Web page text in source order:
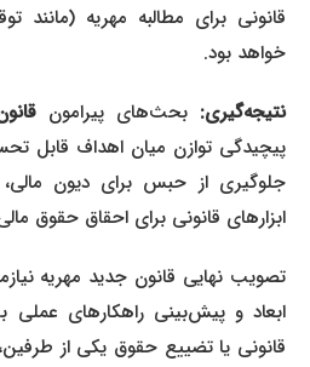
قانونی برای مطالبه مهریه (مانند
خواهد بود.
نتیجه‌گیری:بحث‌های پیرامونقانون
پیچیدگی توازن میان اهداف قابل
جلوگیری از حبس برای دیون
ابزارهای قانونی برای احقاق حقوق مالی
تصویب نهایی قانون جدید مهریه
ابعاد و پیش‌بینی راهکارهای عملی
قانونی یا تضییع حقوق یکی از طرفین،